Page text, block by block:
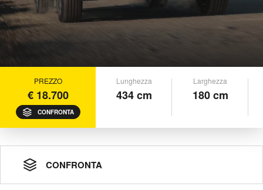
PREZZO
€ 18.700
CONFRONTA
Lunghezza
434 cm
Larghezza
180 cm
CONFRONTA